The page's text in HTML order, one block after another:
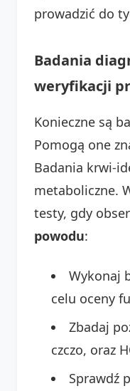
prowadzić do
Badania
weryfikacji
Konieczne są
Pomogą one
Badania krwi-
metaboliczne.
testy, gdy
powodu:
Wykonaj
celu oceny
Zbadaj
czczo, oraz
Sprawdź